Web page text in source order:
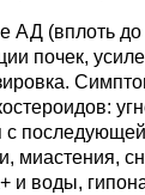
АД (вплоть до
почек,
с
миастения,
и воды,